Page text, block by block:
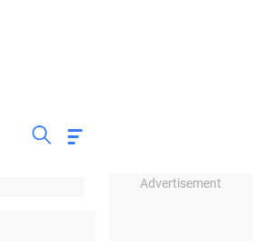
Advertisement